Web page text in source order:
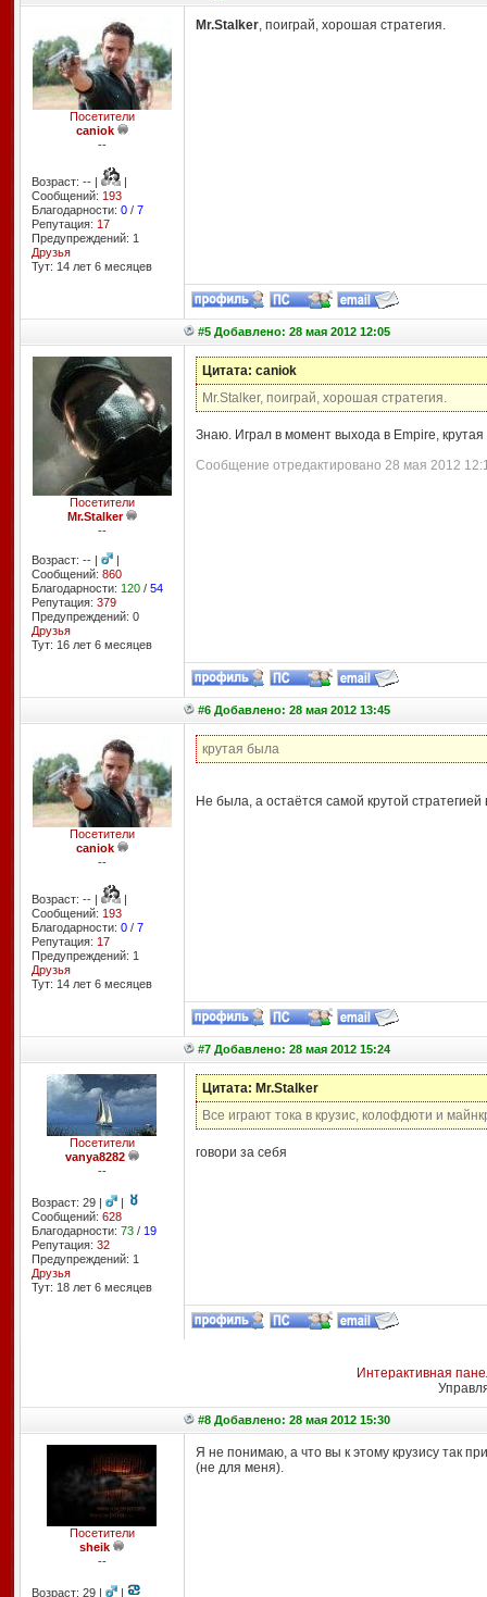
Посетители
caniok
--
Возраст: -- |
|
Сообщений: 193
Благодарности: 0/ 7
Репутация: 17
Предупреждений: 1
Друзья
Тут: 14 лет 6 месяцев
Mr.Stalker, поиграй, хорошая стратегия.
#5 Добавлено: 28 мая 2012 12:05
Посетители
Mr.Stalker
--
Возраст: -- |
|
Сообщений: 860
Благодарности: 120/ 54
Репутация: 379
Предупреждений: 0
Друзья
Тут: 16 лет 6 месяцев
Цитата: caniok
Mr.Stalker, поиграй, хорошая стратегия.
Знаю. Играл в момент выхода в Empire,
Сообщение отредактировано 28 мая 2012
#6 Добавлено: 28 мая 2012 13:45
Посетители
caniok
--
Возраст: -- |
|
Сообщений: 193
Благодарности: 0/ 7
Репутация: 17
Предупреждений: 1
Друзья
Тут: 14 лет 6 месяцев
крутая была
Не была, а остаётся самой крутой
#7 Добавлено: 28 мая 2012 15:24
Посетители
vanya8282
--
Возраст: 29 |
|
Сообщений: 628
Благодарности: 73/ 19
Репутация: 32
Предупреждений: 1
Друзья
Тут: 18 лет 6 месяцев
Цитата: Mr.Stalker
Все играют тока в крузис, колофдюти и
говори за себя
Интерактивная
#8 Добавлено: 28 мая 2012 15:30
Посетители
sheik
--
Возраст: 29 | |
Я не понимаю, а что вы к этому крузису так
(не для меня).